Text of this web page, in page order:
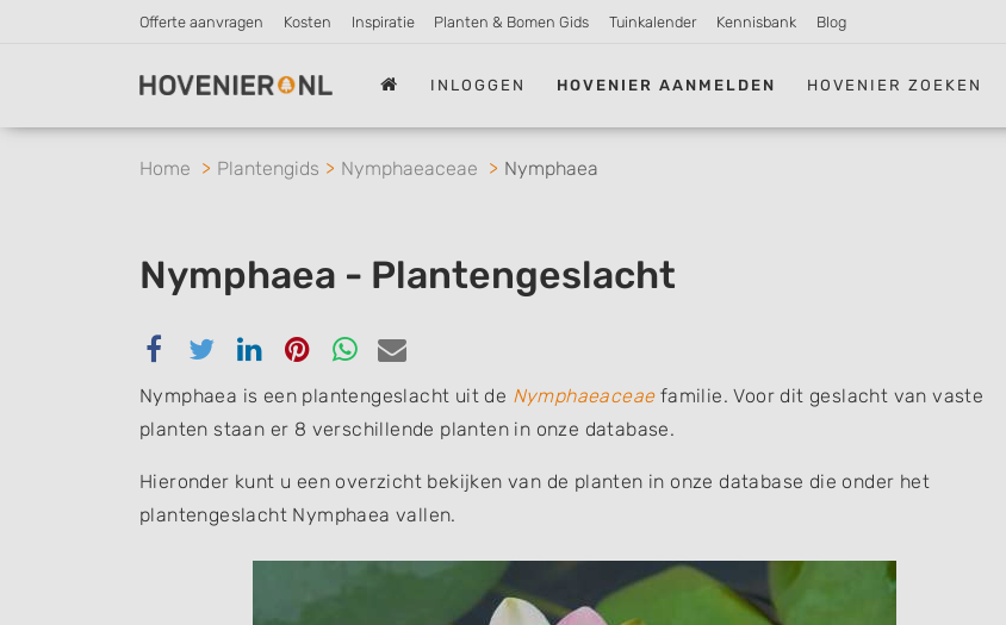
Offerte aanvragen Kosten Inspiratie Planten & Bomen Gids Tuinkalender Kennisbank Blog
INLOGGEN HOVENIER AANMELDEN HOVENIER ZOEKEN
Home Plantengids Nymphaeaceae Nymphaea
Nymphaea - Plantengeslacht
Delen
Facebook
Delen
Twitter
Delen
Linkedin
Delen
Pinterest
Delen
Whatsapp
Delen
email
Nymphaea is een plantengeslacht uit de Nymphaeaceaefamilie. Voor dit geslacht van vaste
planten staan er 8 verschillende planten in onze database.
Hieronder kunt u een overzicht bekijken van de planten in onze database die onder het
plantengeslacht Nymphaea vallen.